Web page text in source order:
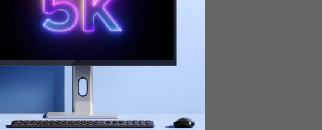
kassalla saadaksesi 8% alennuksen.